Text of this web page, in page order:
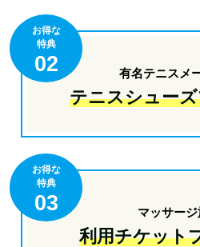
お得な
特典
02 有名テニスメ
テニスシュー
お得な
特典
03 マッサー
利用チケット